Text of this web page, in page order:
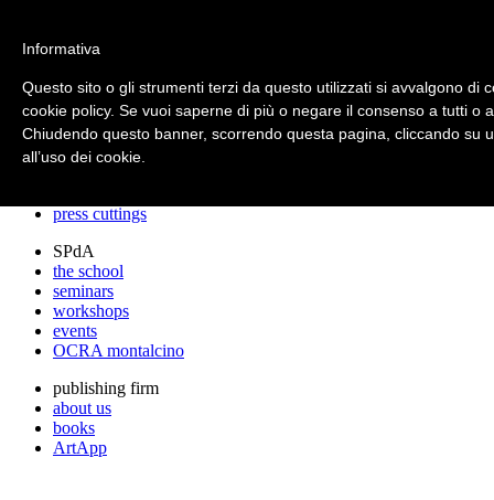
archos
the studio
projects
press cuttings
SPdA
the school
seminars
workshops
events
OCRA montalcino
publishing firm
about us
books
ArtApp
Informativa
Questo sito o gli strumenti terzi da questo utilizzati si avvalgono di
cookie policy. Se vuoi saperne di più o negare il consenso a tutti o
Chiudendo questo banner, scorrendo questa pagina, cliccando
all’uso dei cookie.